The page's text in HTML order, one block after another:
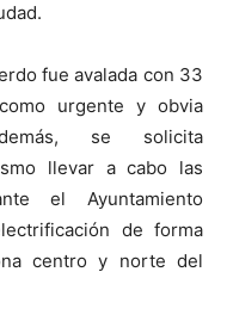
fue avalada con 33
urgente y obvia
se solicita
llevar a cabo las
el Ayuntamiento
de forma
centro y norte del